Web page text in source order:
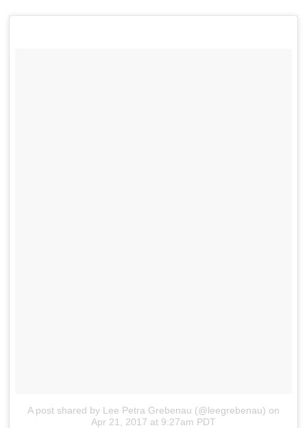
A post shared by Lee Petra Grebenau (@leegrebenau) on
Apr 21, 2017 at 9:27am PDT